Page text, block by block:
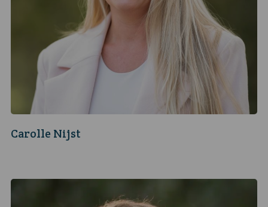
Carolle Nijst